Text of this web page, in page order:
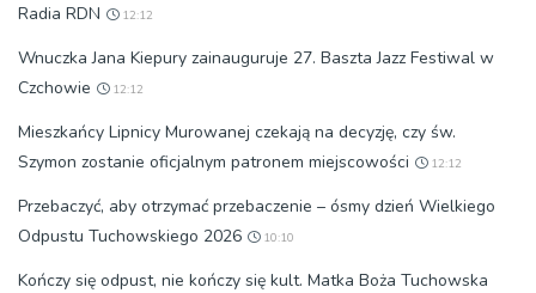
Radia RDN
12:12
Wnuczka Jana Kiepury zainauguruje 27. Baszta Jazz Festiwal w
Czchowie
12:12
Mieszkańcy Lipnicy Murowanej czekają na decyzję, czy św.
Szymon zostanie oficjalnym patronem miejscowości
12:12
Przebaczyć, aby otrzymać przebaczenie – ósmy dzień Wielkiego
Odpustu Tuchowskiego 2026
10:10
Kończy się odpust, nie kończy się kult. Matka Boża Tuchowska